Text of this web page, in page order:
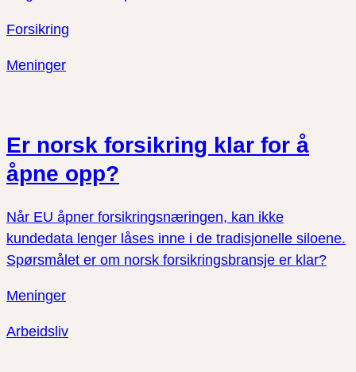
Forsikring
Meninger
Er norsk forsikring klar for å
åpne opp?
Når EU åpner forsikringsnæringen, kan ikke
kundedata lenger låses inne i de tradisjonelle siloene.
Spørsmålet er om norsk forsikringsbransje er klar?
Meninger
Arbeidsliv